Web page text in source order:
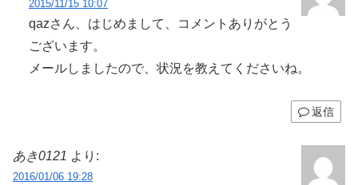
2015/11/15 10:07
qazさん、はじめまして、コメントありがとう
ございます。
メールしましたので、状況を教えてくださいね。
返信
あき0121 より:
2016/01/06 19:28